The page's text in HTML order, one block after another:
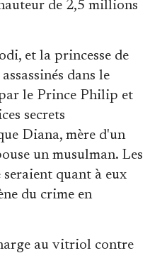
de 2,5 millions
et la princesse de
dans le
le Prince Philip et
secrets
Diana, mère d'un
un musulman. Les
seraient quant à eux
du crime en
au vitriol contre